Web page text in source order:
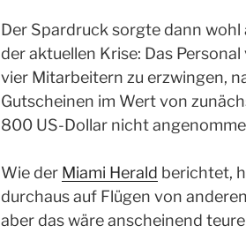
Der Spardruck sorgte dann
der aktuellen Krise: Das
vier Mitarbeitern zu erzwingen,
Gutscheinen im Wert von
800 US-Dollar nicht
Wie der Miami Herald berichtet,
durchaus auf Flügen von
aber das wäre anscheinend